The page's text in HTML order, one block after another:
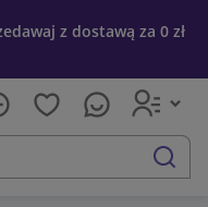
z dostawą za 0 zł
szukaj